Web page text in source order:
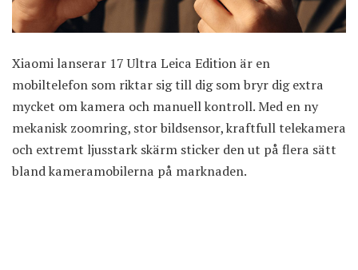
Xiaomi lanserar 17 Ultra Leica Edition är en
mobiltelefon som riktar sig till dig som bryr dig extra
mycket om kamera och manuell kontroll. Med en ny
mekanisk zoomring, stor bildsensor, kraftfull telekamera
och extremt ljusstark skärm sticker den ut på flera sätt
bland kameramobilerna på marknaden.